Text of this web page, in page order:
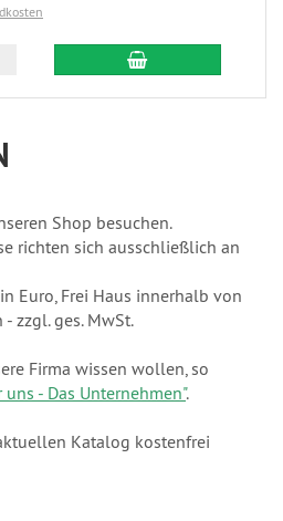
In den Warenkorb
Shop besuchen.
richten sich ausschließlich an
Euro, Frei Haus innerhalb von
zzgl. ges. MwSt.
Firma wissen wollen, so
uns - Das Unternehmen".
Katalog kostenfrei